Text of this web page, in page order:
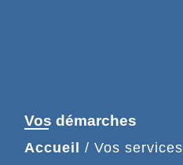
Vos démarches
Accueil / Vos services